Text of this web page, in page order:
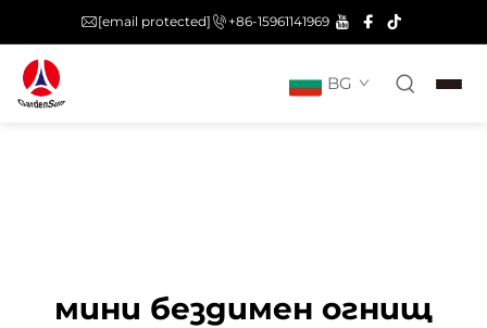
[email protected] +86-15961141969
BG
мини бездимен огнищ